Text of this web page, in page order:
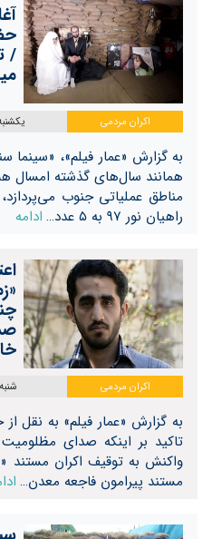
/
اکران مردمی یکشنبه 20 اسفند 1396،
به گزارش «عمار فیلم»، «سینما
همانند سال‌های گذشته امسال
مناطق عملیاتی جنوب
راهیان نور ۹۷ به ۵ عدد…
ادامه
اکران مردمی شنبه 19 اسفند 1396، ساعت 15:01
به گزارش «عمار فیلم» به نقل
تاکید بر اینکه صدای
واکنش به توقیف اکران مستند
مستند پیرامون فاجعه معدن…